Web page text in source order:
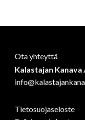
Ota yhteyttä
Kalastajan
Tietosuojaseloste